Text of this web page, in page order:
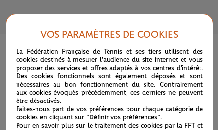
VOS PARAMÈTRES DE COOKIES
La Fédération Française de Tennis et ses tiers utilisent des
cookies destinés à mesurer l'audience du site internet et vous
proposer des services et offres adaptés à vos centres d'intérêt.
Des cookies fonctionnels sont également déposés et sont
nécessaires au bon fonctionnement du site. Contrairement
aux cookies évoqués précédemment, ces derniers ne peuvent
être désactivés.
Faites-nous part de vos préférences pour chaque catégorie de
cookies en cliquant sur "Définir vos préférences".
Pour en savoir plus sur le traitement des cookies par la FFT et